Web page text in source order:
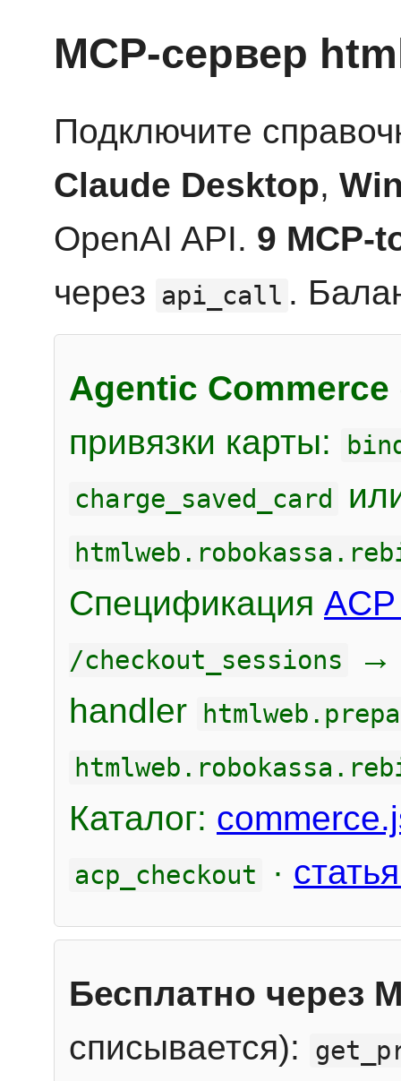
MCP-сервер
Подключите
Claude Desktop,
OpenAI API. 9 MCP-
через api_call .
Agentic Commerce
привязки карты:
charge_saved_card
Спецификация
/checkout_sessions
handler
Каталог:
acp_checkout ·
Бесплатно через
списывается):